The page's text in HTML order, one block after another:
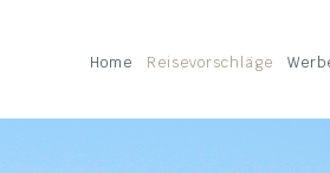
Home Reisevorschläge